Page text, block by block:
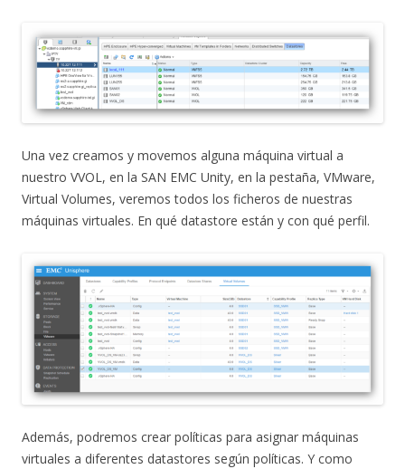
Una vez creamos y movemos alguna máquina virtual a
nuestro VVOL, en la SAN EMC Unity, en la pestaña, VMware,
Virtual Volumes, veremos todos los ficheros de nuestras
máquinas virtuales. En qué datastore están y con qué perfil.
Además, podremos crear políticas para asignar máquinas
virtuales a diferentes datastores según políticas. Y como